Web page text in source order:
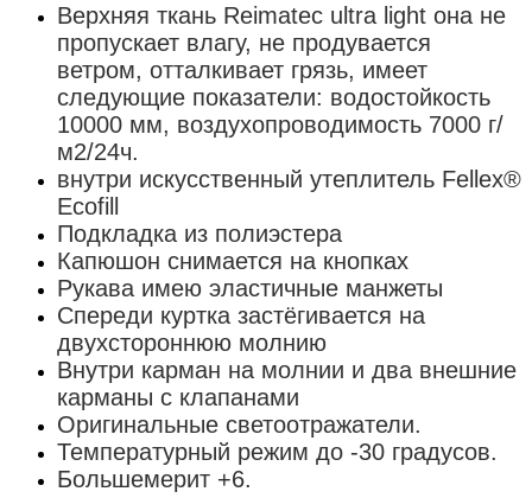
Верхняя ткань Reimatec ultra light она не
пропускает влагу, не продувается
ветром, отталкивает грязь, имеет
следующие показатели: водостойкость
10000 мм, воздухопроводимость 7000 г/
м2/24ч.
внутри искусственный утеплитель Fellex®
Ecofill
Подкладка из полиэстера
Капюшон снимается на кнопках
Рукава имею эластичные манжеты
Спереди куртка застёгивается на
двухстороннюю молнию
Внутри карман на молнии и два внешние
карманы с клапанами
Оригинальные светоотражатели.
Температурный режим до -30 градусов.
Большемерит +6.